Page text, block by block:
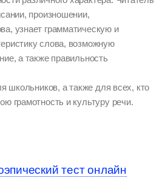
произношении,
узнает грамматическую и
слова, возможную
а также правильность
школьников, а также для всех, кто
грамотность и культуру речи.
тест онлайн